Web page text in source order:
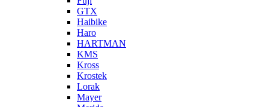
GTX
Haibike
Haro
HARTMAN
KMS
Kross
Krostek
Lorak
Mayer